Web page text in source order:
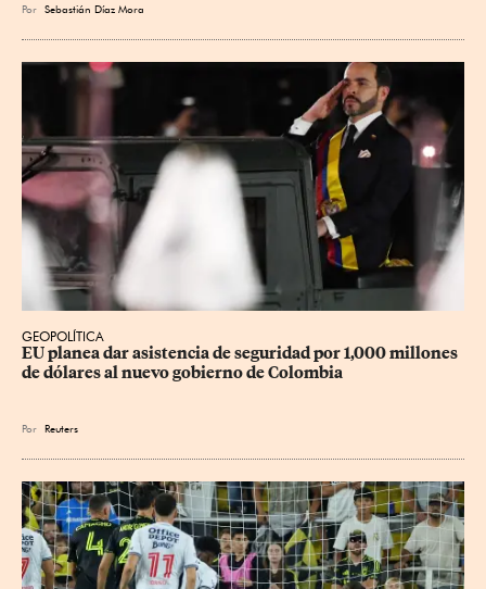
Por Sebastián Díaz Mora
GEOPOLÍTICA
EU planea dar asistencia de seguridad por 1,000 millones
de dólares al nuevo gobierno de Colombia
Por Reuters